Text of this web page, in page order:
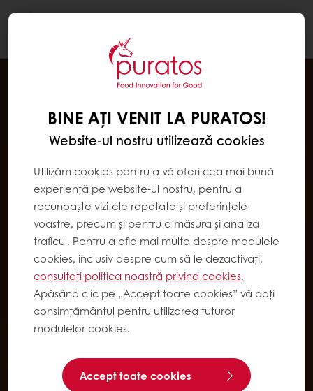
BINE AȚI VENIT LA PURATOS!
Website-ul nostru utilizează cookies
Utilizăm cookies pentru a vă oferi cea mai bună
experiență pe website-ul nostru, pentru a
recunoaște vizitele repetate și preferințele
voastre, precum și pentru a măsura și analiza
traficul. Pentru a afla mai multe despre modulele
cookies, inclusiv despre cum să le dezactivați,
consultați politica noastră privind cookies.
Apăsând clic pe „Accept toate cookies” vă dați
consimțământul pentru utilizarea tuturor
modulelor cookies.
Accept toate cookies